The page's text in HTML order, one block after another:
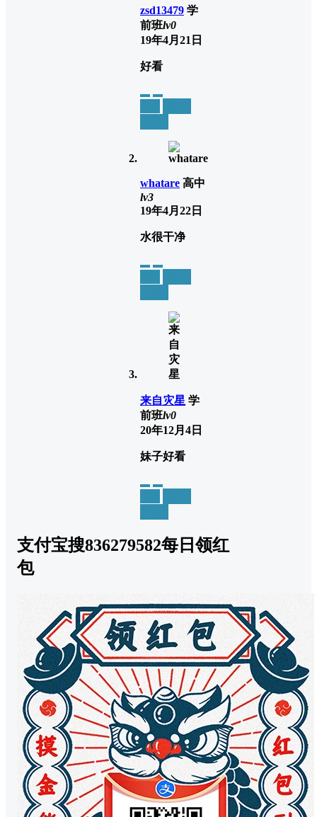
zsd13479 学
前班lv0
19年4月21日
好看
whatare 高中
lv3
19年4月22日
水很干净
来自灾星 学
前班lv0
20年12月4日
妹子好看
支付宝搜836279582每日领红
包